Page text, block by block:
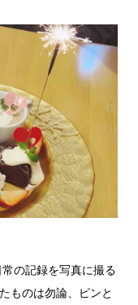
の記録を写真に撮る
ものは勿論、ピンと